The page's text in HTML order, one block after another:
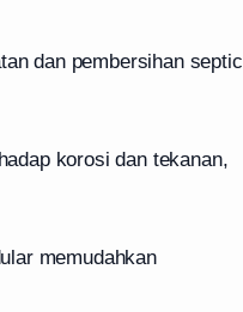
dan pembersihan septic
korosi dan tekanan,
memudahkan